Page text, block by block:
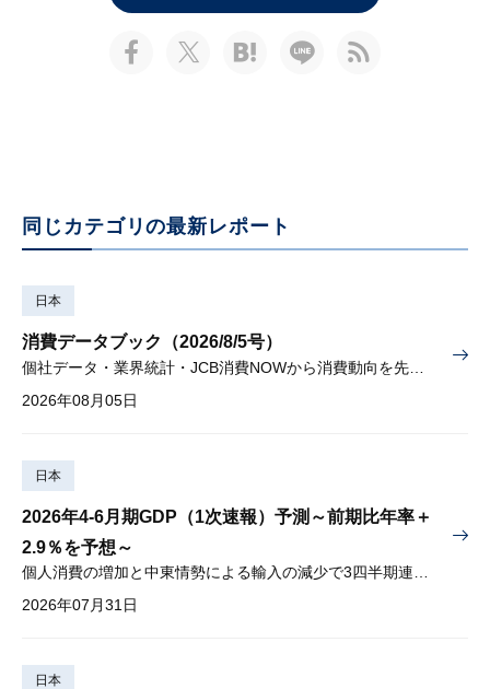
同じカテゴリの最新レポート
日本
消費データブック（2026/8/5号）
2026年08月05日
日本
2026年4-6月期GDP（1次速報）予測～前期比年率＋
2.9％を予想～
個人消費の増加と中東情勢による輸入の減少で3四半期連続プラス
2026年07月31日
日本